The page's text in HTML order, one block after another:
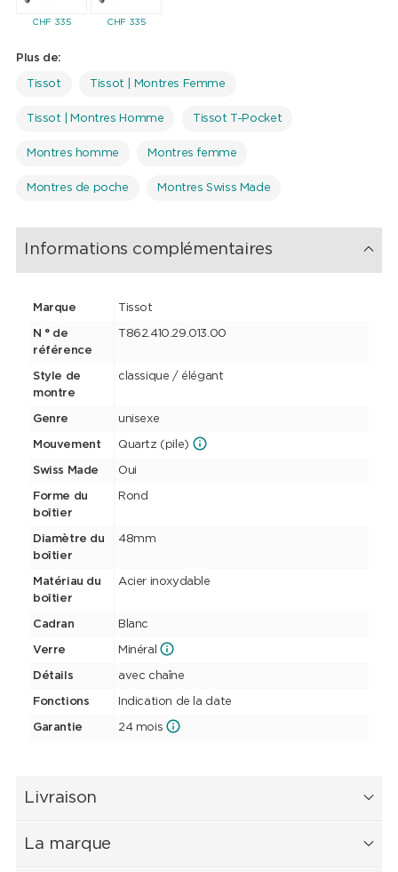
CHF 335 CHF 335
Plus de:
Tissot Tissot | Montres Femme
Tissot | Montres Homme Tissot T-Pocket
Montres homme Montres femme
Montres de poche Montres Swiss Made
Informations complémentaires
Marque Tissot
N ° de
référence
T862.410.29.013.00
Style de
montre
classique / élégant
Genre unisexe
Mouvement Quartz (pile)
Swiss Made Oui
Forme du
boîtier
Rond
Diamètre du
boîtier
48mm
Matériau du
boîtier
Acier inoxydable
Cadran Blanc
Verre Minéral
Détails avec chaîne
Fonctions Indication de la date
Garantie 24 mois
Livraison
La marque